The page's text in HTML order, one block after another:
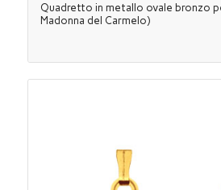
Quadretto in metallo ovale bronzo
Madonna del Carmelo)